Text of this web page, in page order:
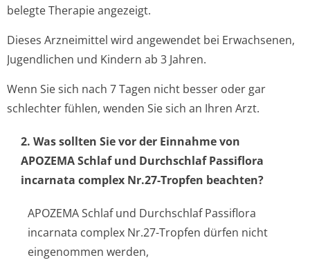
belegte Therapie angezeigt.
Dieses Arzneimittel wird angewendet bei Erwachsenen,
Jugendlichen und Kindern ab 3 Jahren.
Wenn Sie sich nach 7 Tagen nicht besser oder gar
schlechter fühlen, wenden Sie sich an Ihren Arzt.
2. Was sollten Sie vor der Einnahme von
APOZEMA Schlaf und Durchschlaf Passiflora
incarnata complex Nr.27-Tropfen beachten?
APOZEMA Schlaf und Durchschlaf Passiflora
incarnata complex Nr.27-Tropfen dürfen nicht
eingenommen werden,